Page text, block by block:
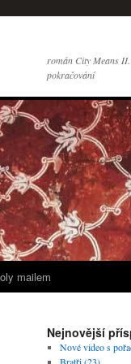
román City Means
pokračování
mailem
Nejnovější
Nové video s